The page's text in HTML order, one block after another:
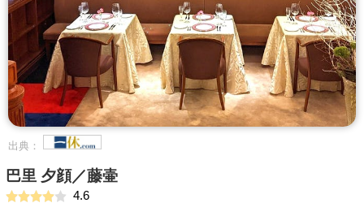
出典：
巴里 夕顔／藤壷
4.6